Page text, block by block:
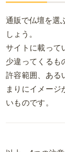
通販で仏壇を選
しょう。
サイトに載って
少違ってくるも
許容範囲、ある
まりにイメージ
いものです。